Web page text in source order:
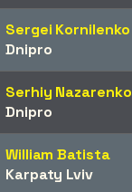
Sergei Kornilenko
Dnipro
Serhiy Nazarenko
Dnipro
William Batista
Karpaty Lviv